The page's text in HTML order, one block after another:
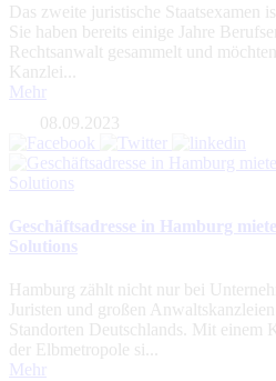
Das zweite juristische Staatsexamen
Sie haben bereits einige Jahre
Rechtsanwalt gesammelt und
Kanzlei...
Mehr
08.09.2023
Geschäftsadresse in Hamburg
Solutions
Hamburg zählt nicht nur bei
Juristen und großen Anwaltskanzleien
Standorten Deutschlands. Mit einem
der Elbmetropole si...
Mehr